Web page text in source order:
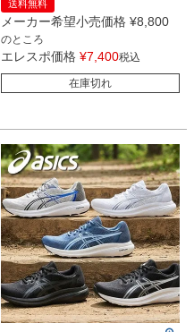
送料無料
メーカー希望小売価格 ¥8,800
のところ
エレスポ価格 ¥7,400税込
在庫切れ